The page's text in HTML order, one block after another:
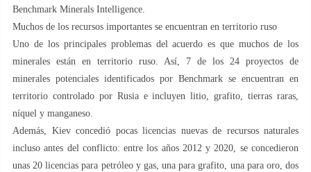
Benchmark Minerals Intelligence.
Muchos de los recursos importantes se encuentran en territorio ruso
Uno de los principales problemas del acuerdo es que muchos de los
minerales están en territorio ruso. Así, 7 de los 24 proyectos de
minerales potenciales identificados por Benchmark se encuentran en
territorio controlado por Rusia e incluyen litio, grafito, tierras raras,
níquel y manganeso.
Además, Kiev concedió pocas licencias nuevas de recursos naturales
incluso antes del conflicto: entre los años 2012 y 2020, se concedieron
unas 20 licencias para petróleo y gas, una para grafito, una para oro, dos